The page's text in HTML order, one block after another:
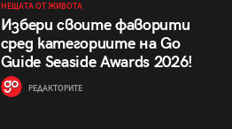
НЕЩАТА ОТ ЖИВОТА
Избери своите фаворити
сред категориите на Go
Guide Seaside Awards 2026!
РЕДАКТОРИТЕ